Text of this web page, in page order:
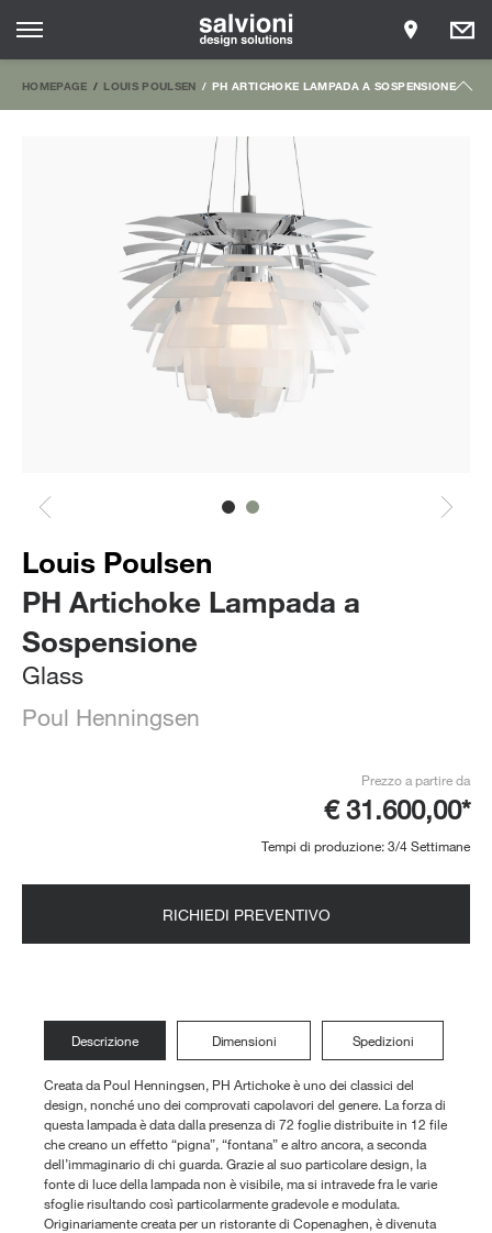
HOMEPAGE LOUIS POULSEN PH ARTICHOKE LAMPADA A SOSPENSIONE
Louis Poulsen
PH Artichoke Lampada a
Sospensione
Glass
Poul Henningsen
Prezzo a partire da
€ 31.600,00*
Tempi di produzione: 3/4 Settimane
RICHIEDI PREVENTIVO
Descrizione Dimensioni Spedizioni
Creata da Poul Henningsen, PH Artichoke è uno dei classici del
design, nonché uno dei comprovati capolavori del genere. La forza di
questa lampada è data dalla presenza di 72 foglie distribuite in 12 file
che creano un effetto “pigna”, “fontana” e altro ancora, a seconda
dell’immaginario di chi guarda. Grazie al suo particolare design, la
fonte di luce della lampada non è visibile, ma si intravede fra le varie
sfoglie risultando così particolarmente gradevole e modulata.
Originariamente creata per un ristorante di Copenaghen, è divenuta